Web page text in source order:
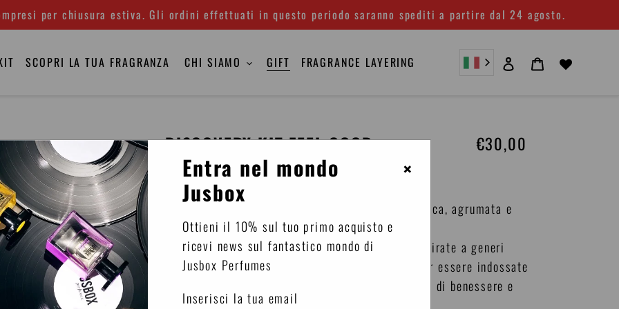
per chiusura estiva. Gli ordini effettuati in questo periodo saranno spediti a partire dal 24 agosto.
SCOPRI LA TUA FRAGRANZA CHI SIAMO GIFT FRAGRANCE LAYERING Accedi Carrello
DISCOVERY KIT FEEL GOOD €30,00
Eau de parfum
Una selezione di mini vapo in formato 1,5 ml fresca, agrumata e
frizzante, da portare sempre con te.
Il cofanetto contiene sei fragranze distintive, ispirate a generi
musicali rivoluzionari e senza tempo, pensate per essere indossate
durante tutto il giorno e per rilasciare sensazioni di benessere e
felicità.
×
Entra nel mondo
Jusbox
Ottieni il 10% sul tuo primo acquisto e
ricevi news sul fantastico mondo di
Jusbox Perfumes
Inserisci la tua email